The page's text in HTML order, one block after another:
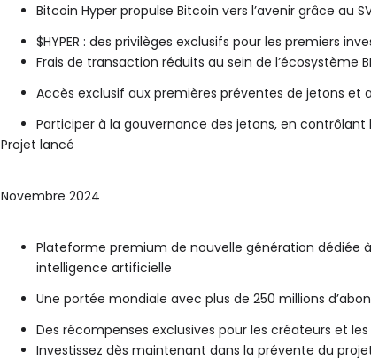
Bitcoin Hyper propulse Bitcoin vers l’avenir grâce au
$HYPER : des privilèges exclusifs pour les premiers
Frais de transaction réduits au sein de l’écosystème
Accès exclusif aux premières préventes de jetons et
Participer à la gouvernance des jetons, en
Projet lancé
Novembre 2024
Plateforme premium de nouvelle génération dédiée
intelligence artificielle
Une portée mondiale avec plus de 250 millions
Des récompenses exclusives pour les créateurs et
Investissez dès maintenant dans la prévente du